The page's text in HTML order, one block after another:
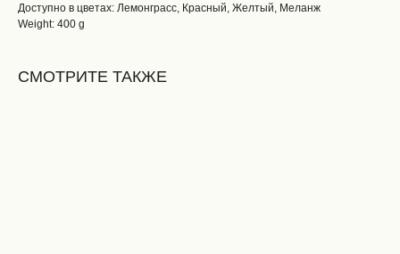
Доступно в цветах: Лемонграсс, Красный, Желтый, Меланж
Weight: 400 g
СМОТРИТЕ ТАКЖЕ